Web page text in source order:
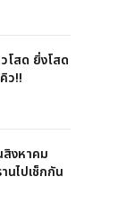
โสด ยิ่งโสด
ว!!
สิงหาคม
นไปเช็กกัน